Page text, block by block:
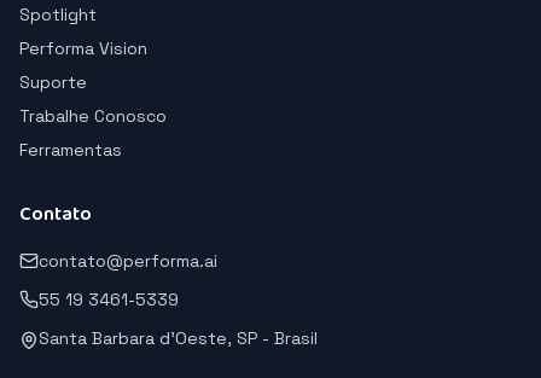
Spotlight
Performa Vision
Suporte
Trabalhe Conosco
Ferramentas
Contato
contato@performa.ai
55 19 3461-5339
Santa Barbara d'Oeste, SP - Brasil